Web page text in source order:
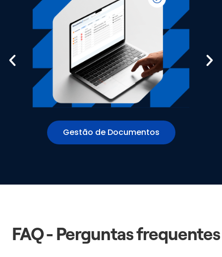
Gestão de Documentos
FAQ - Perguntas frequentes